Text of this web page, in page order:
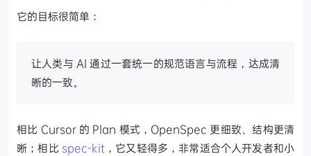
它的目标很简单：
让人类与 AI 通过一套统一的规范语言与流程，达成清
晰的一致。
相比 Cursor 的 Plan 模式，OpenSpec 更细致、结构更清
晰；相比 spec-kit，它又轻得多，非常适合个人开发者和小